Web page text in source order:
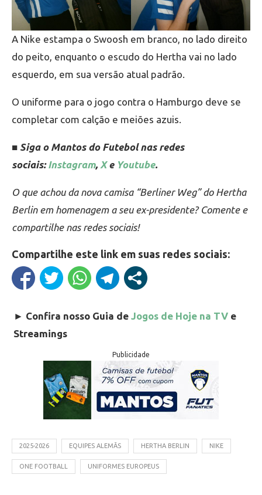
A Nike estampa o Swoosh em branco, no lado direito
do peito, enquanto o escudo do Hertha vai no lado
esquerdo, em sua versão atual padrão.
O uniforme para o jogo contra o Hamburgo deve se
completar com calção e meiões azuis.
■ Siga o Mantos do Futebol nas redes
sociais:Instagram, Xe Youtube.
O que achou da nova camisa “Berliner Weg” do Hertha
Berlin em homenagem a seu ex-presidente? Comente e
compartilhe nas redes sociais!
Compartilhe este link em suas redes sociais:
► Confira nosso Guia de Jogos de Hoje na TV e
Streamings
Publicidade
2025-2026 EQUIPES ALEMÃS HERTHA BERLIN NIKE
ONE FOOTBALL UNIFORMES EUROPEUS